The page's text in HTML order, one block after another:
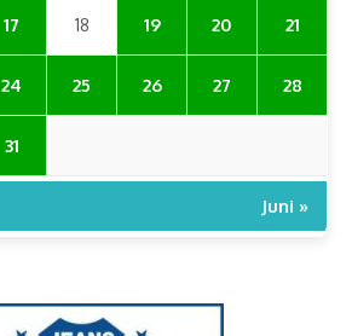
17 18 19 20 21
24 25 26 27 28
31
Juni »